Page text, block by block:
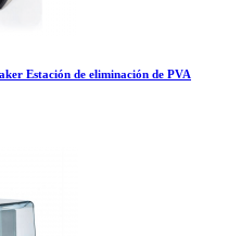
Estación de eliminación de PVA